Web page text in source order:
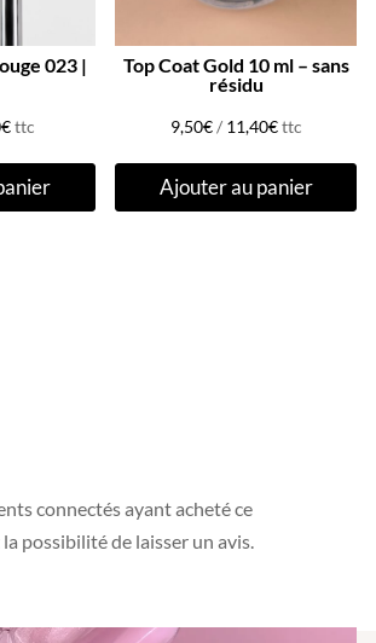
023 |
€ttc
Top Coat Gold 10 ml – sans
résidu
9,50€/ 11,40€ttc
Ajouter au panier
connectés ayant acheté ce
possibilité de laisser un avis.